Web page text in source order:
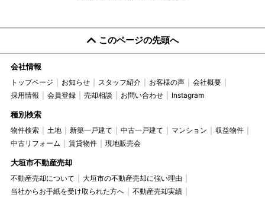
このページの先頭へ
会社情報
トップページ お知らせ スタッフ紹介 お客様の声
会社概要
採用情報
会員登録 売却相談 お問い合わせ Instagram
種別検索
物件検索 土地 新築一戸建て 中古一戸建て マンション
収益物件
中古リフォーム
賃貸物件 現地販売会
大垣市不動産売却
不動産売却について
大垣市の不動産売却に強い理由
当社からお手紙を受け取られた方へ
不動産売却実績